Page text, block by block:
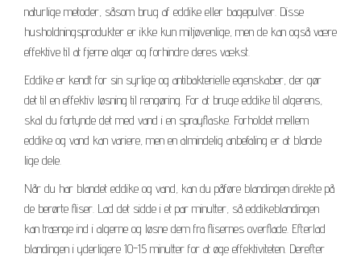
naturlige metoder, såsom brug af eddike eller bagepulver. Disse
husholdningsprodukter er ikke kun miljøvenlige, men de kan også være
effektive til at fjerne alger og forhindre deres vækst.
Eddike er kendt for sin syrlige og antibakterielle egenskaber, der gør
det til en effektiv løsning til rengøring. For at bruge eddike til algerens,
skal du fortynde det med vand i en sprayflaske. Forholdet mellem
eddike og vand kan variere, men en almindelig anbefaling er at blande
lige dele.
Når du har blandet eddike og vand, kan du påføre blandingen direkte på
de berørte fliser. Lad det sidde i et par minutter, så eddikeblandingen
kan trænge ind i algerne og løsne dem fra flisernes overflade. Efterlad
blandingen i yderligere 10-15 minutter for at øge effektiviteten. Derefter